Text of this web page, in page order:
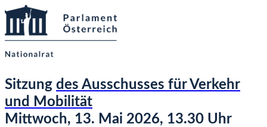
Sitzung des Ausschusses für Verkehr
und Mobilität
Mittwoch, 13. Mai 2026, 13.30 Uhr